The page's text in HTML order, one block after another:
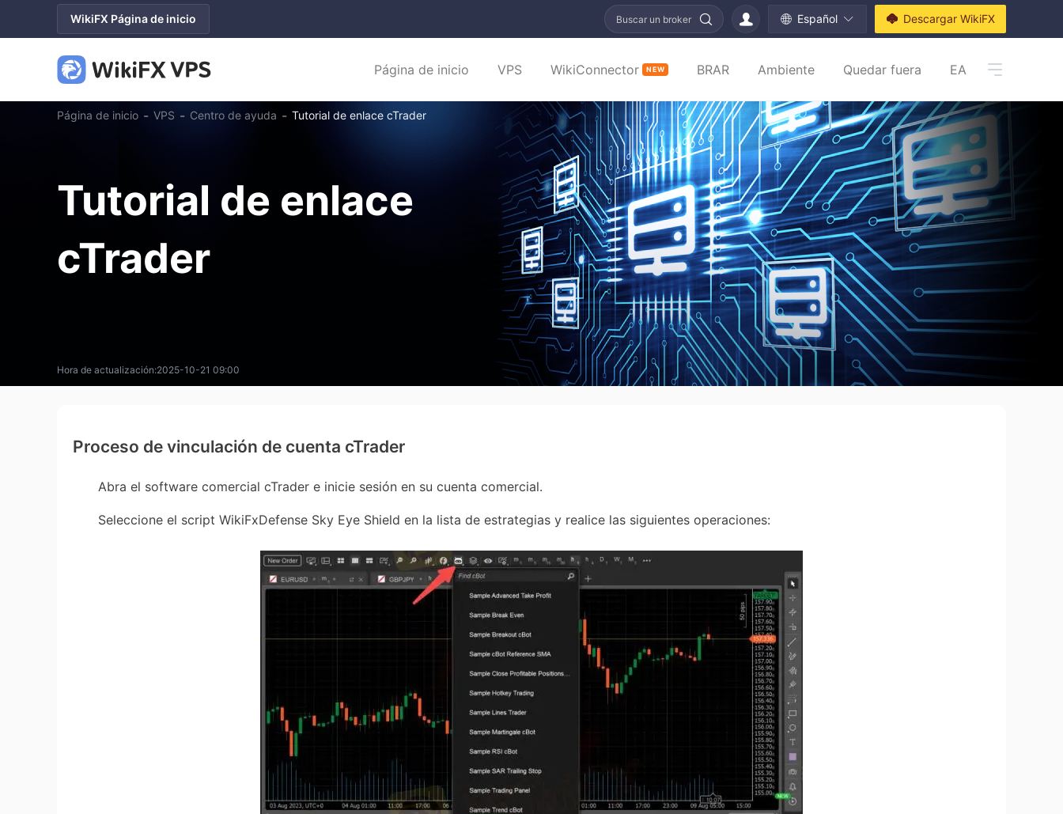
WikiFX Página de inicio Buscar un broker Español Descargar WikiFX
Página de inicio VPS WikiConnector NEW BRAR Ambiente Quedar fuera EA
Página de inicio - VPS - Centro de ayuda - Tutorial de enlace cTrader
Tutorial de enlace
cTrader
Hora de actualización:2025-10-21 09:00
Proceso de vinculación de cuenta cTrader
Abra el software comercial cTrader e inicie sesión en su cuenta comercial.
Seleccione el script WikiFxDefense Sky Eye Shield en la lista de estrategias y realice las siguientes operaciones: